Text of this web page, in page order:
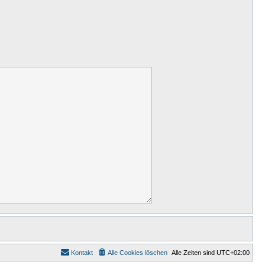
Alle Zeiten sind UTC+02:00
Alle Cookies löschen
Kontakt